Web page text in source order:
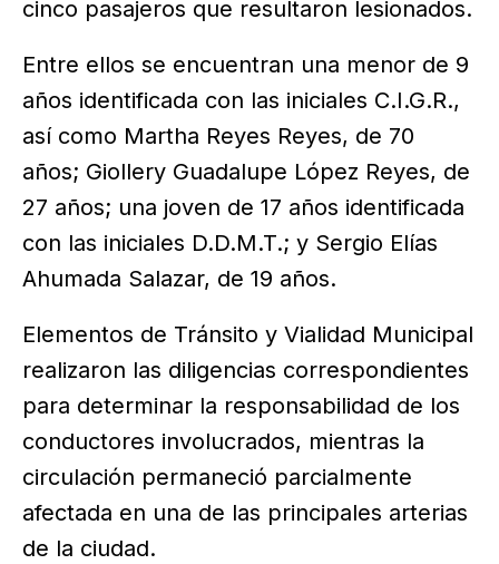
cinco pasajeros que resultaron lesionados.
Entre ellos se encuentran una menor de 9
años identificada con las iniciales C.I.G.R.,
así como Martha Reyes Reyes, de 70
años; Giollery Guadalupe López Reyes, de
27 años; una joven de 17 años identificada
con las iniciales D.D.M.T.; y Sergio Elías
Ahumada Salazar, de 19 años.
Elementos de Tránsito y Vialidad Municipal
realizaron las diligencias correspondientes
para determinar la responsabilidad de los
conductores involucrados, mientras la
circulación permaneció parcialmente
afectada en una de las principales arterias
de la ciudad.